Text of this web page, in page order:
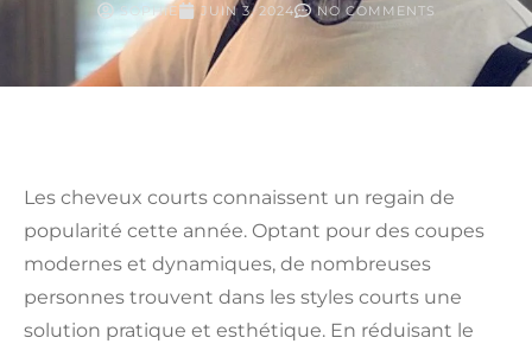
SOPHIE JUIN 3, 2024 NO COMMENTS
Les cheveux courts connaissent un regain de
popularité cette année. Optant pour des coupes
modernes et dynamiques, de nombreuses
personnes trouvent dans les styles courts une
solution pratique et esthétique. En réduisant le